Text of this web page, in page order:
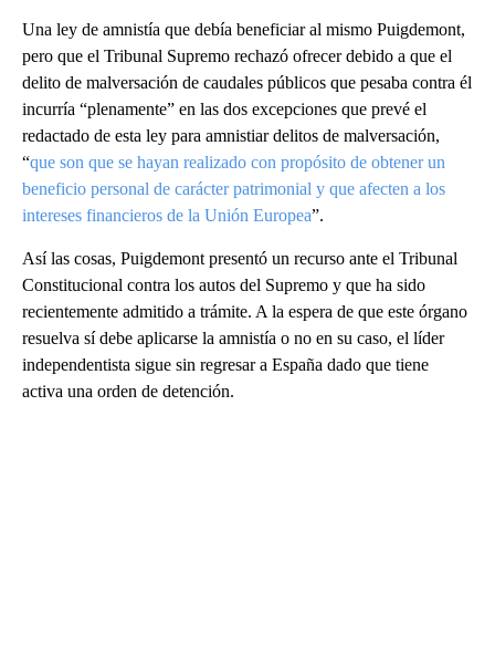
Una ley de amnistía que debía beneficiar al mismo Puigdemont,
pero que el Tribunal Supremo rechazó ofrecer debido a que el
delito de malversación de caudales públicos que pesaba contra él
incurría “plenamente” en las dos excepciones que prevé el
redactado de esta ley para amnistiar delitos de malversación,
“que son que se hayan realizado con propósito de obtener un
beneficio personal de carácter patrimonial y que afecten a los
intereses financieros de la Unión Europea”.
Así las cosas, Puigdemont presentó un recurso ante el Tribunal
Constitucional contra los autos del Supremo y que ha sido
recientemente admitido a trámite. A la espera de que este órgano
resuelva sí debe aplicarse la amnistía o no en su caso, el líder
independentista sigue sin regresar a España dado que tiene
activa una orden de detención.